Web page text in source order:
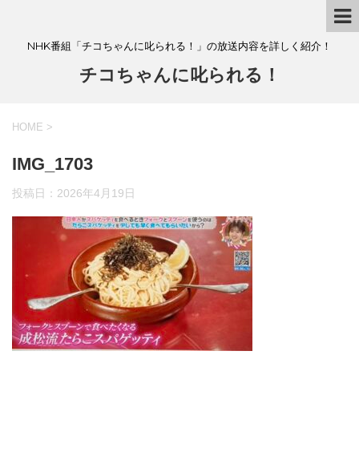
NHK番組「チコちゃんに叱られる！」の放送内容を詳しく紹介！
チコちゃんに叱られる！
HOME >
IMG_1703
投稿日： 2026年4月19日